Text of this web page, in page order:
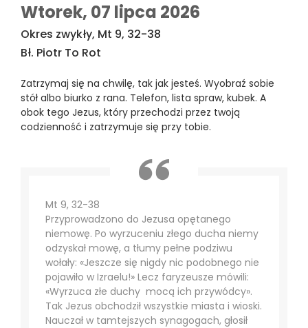
Wtorek, 07 lipca 2026
Okres zwykły, Mt 9, 32-38
Bł. Piotr To Rot
Zatrzymaj się na chwilę, tak jak jesteś. Wyobraź sobie
stół albo biurko z rana. Telefon, lista spraw, kubek. A
obok tego Jezus, który przechodzi przez twoją
codzienność i zatrzymuje się przy tobie.
Mt 9, 32-38
Przyprowadzono do Jezusa opętanego
niemowę. Po wyrzuceniu złego ducha niemy
odzyskał mowę, a tłumy pełne podziwu
wołały: «Jeszcze się nigdy nic podobnego nie
pojawiło w Izraelu!» Lecz faryzeusze mówili:
«Wyrzuca złe duchy mocą ich przywódcy».
Tak Jezus obchodził wszystkie miasta i wioski.
Nauczał w tamtejszych synagogach, głosił